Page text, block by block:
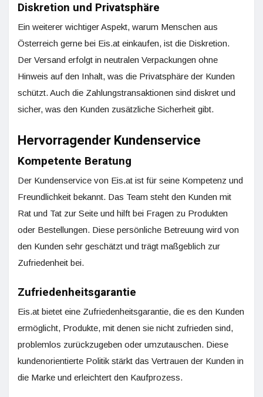
Diskretion und Privatsphäre
Ein weiterer wichtiger Aspekt, warum Menschen aus
Österreich gerne bei Eis.at einkaufen, ist die Diskretion.
Der Versand erfolgt in neutralen Verpackungen ohne
Hinweis auf den Inhalt, was die Privatsphäre der Kunden
schützt. Auch die Zahlungstransaktionen sind diskret und
sicher, was den Kunden zusätzliche Sicherheit gibt.
Hervorragender Kundenservice
Kompetente Beratung
Der Kundenservice von Eis.at ist für seine Kompetenz und
Freundlichkeit bekannt. Das Team steht den Kunden mit
Rat und Tat zur Seite und hilft bei Fragen zu Produkten
oder Bestellungen. Diese persönliche Betreuung wird von
den Kunden sehr geschätzt und trägt maßgeblich zur
Zufriedenheit bei.
Zufriedenheitsgarantie
Eis.at bietet eine Zufriedenheitsgarantie, die es den Kunden
ermöglicht, Produkte, mit denen sie nicht zufrieden sind,
problemlos zurückzugeben oder umzutauschen. Diese
kundenorientierte Politik stärkt das Vertrauen der Kunden in
die Marke und erleichtert den Kaufprozess.